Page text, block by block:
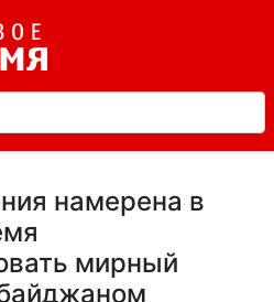
намерена в
мирный